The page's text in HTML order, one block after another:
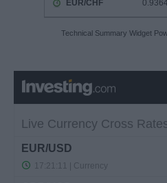
Technical Summary Widget